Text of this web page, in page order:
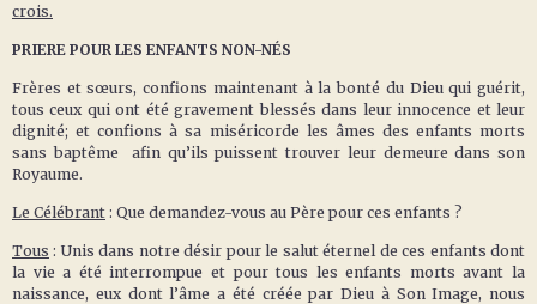
crois.
PRIERE POUR LES ENFANTS NON-NÉS
Frères et sœurs, confions maintenant à la bonté du Dieu qui guérit,
tous ceux qui ont été gravement blessés dans leur innocence et leur
dignité; et confions à sa miséricorde les âmes des enfants morts
sans baptême afin qu’ils puissent trouver leur demeure dans son
Royaume.
Le Célébrant : Que demandez-vous au Père pour ces enfants ?
Tous : Unis dans notre désir pour le salut éternel de ces enfants dont
la vie a été interrompue et pour tous les enfants morts avant la
naissance, eux dont l’âme a été créée par Dieu à Son Image, nous